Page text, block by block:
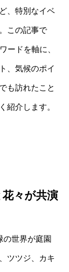
、特別なイベ
この記事で
ードを軸に、
、気候のポイ
も訪れたこと
紹介します。
々が共演
世界が庭園
ツツジ、カキ